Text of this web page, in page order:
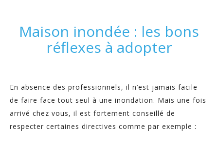
Maison inondée : les bons
réflexes à adopter
En absence des professionnels, il n’est jamais facile
de faire face tout seul à une inondation. Mais une fois
arrivé chez vous, il est fortement conseillé de
respecter certaines directives comme par exemple :